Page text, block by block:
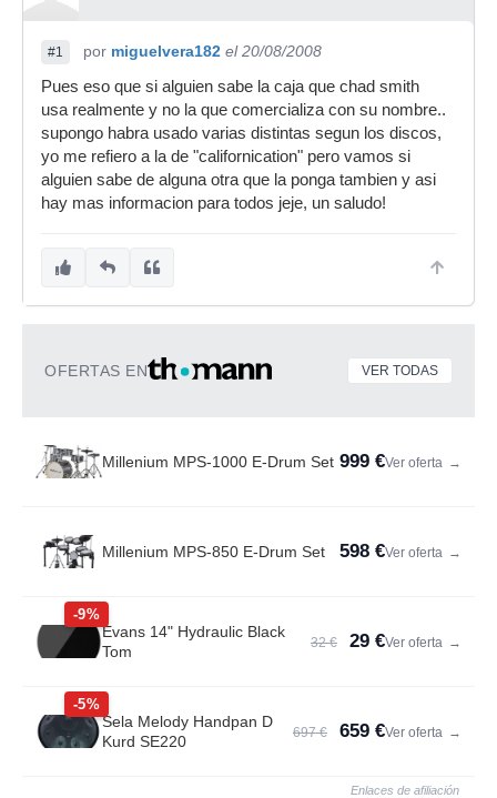
#1 por miguelvera182 el 20/08/2008
Pues eso que si alguien sabe la caja que chad smith
usa realmente y no la que comercializa con su nombre..
supongo habra usado varias distintas segun los discos,
yo me refiero a la de "californication" pero vamos si
alguien sabe de alguna otra que la ponga tambien y asi
hay mas informacion para todos jeje, un saludo!
OFERTAS EN VER TODAS
Millenium MPS-1000 E-Drum Set 999 €Ver oferta →
Millenium MPS-850 E-Drum Set 598 €Ver oferta →
-9%
Evans 14" Hydraulic Black
Tom
32 € 29 €Ver oferta →
-5%
Sela Melody Handpan D
Kurd SE220
697 € 659 €Ver oferta →
Enlaces de afiliación